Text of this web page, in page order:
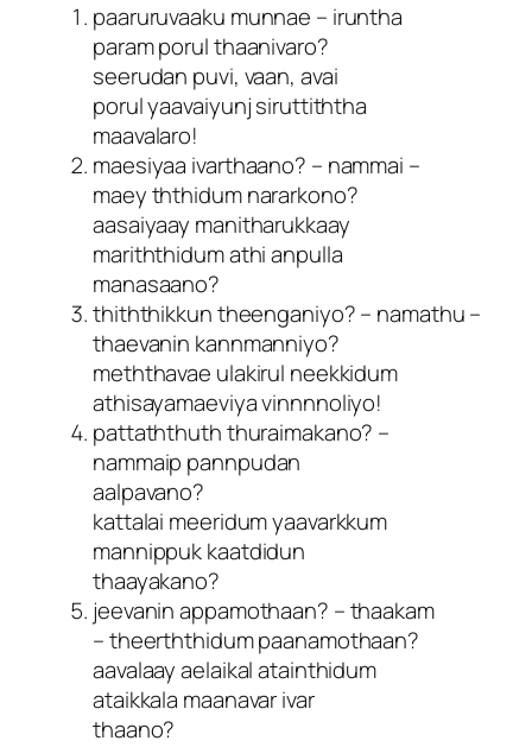
paaruruvaaku munnae – iruntha
param porul thaanivaro?
seerudan puvi, vaan, avai
porul yaavaiyunj siruttiththa
maavalaro!
maesiyaa ivarthaano? – nammai –
maey ththidum nararkono?
aasaiyaay manitharukkaay
mariththidum athi anpulla
manasaano?
thiththikkun theenganiyo? – namathu –
thaevanin kannmanniyo?
meththavae ulakirul neekkidum
athisayamaeviya vinnnnoliyo!
pattaththuth thuraimakano? –
nammaip pannpudan
aalpavano?
kattalai meeridum yaavarkkum
mannippuk kaatdidun
thaayakano?
jeevanin appamothaan? – thaakam
– theerththidum paanamothaan?
aavalaay aelaikal atainthidum
ataikkala maanavar ivar
thaano?